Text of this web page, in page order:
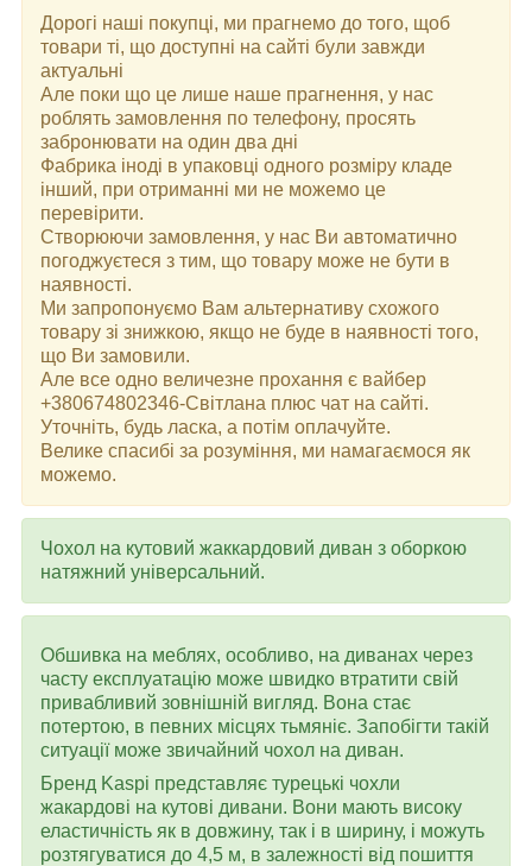
Дорогі наші покупці, ми прагнемо до того, щоб
товари ті, що доступні на сайті були завжди
актуальні
Але поки що це лише наше прагнення, у нас
роблять замовлення по телефону, просять
забронювати на один два дні
Фабрика іноді в упаковці одного розміру кладе
інший, при отриманні ми не можемо це
перевірити.
Створюючи замовлення, у нас Ви автоматично
погоджуєтеся з тим, що товару може не бути в
наявності.
Ми запропонуємо Вам альтернативу схожого
товару зі знижкою, якщо не буде в наявності того,
що Ви замовили.
Але все одно величезне прохання є вайбер
+380674802346-Світлана плюс чат на сайті.
Уточніть, будь ласка, а потім оплачуйте.
Велике спасибі за розуміння, ми намагаємося як
можемо.
Чохол на кутовий жаккардовий диван з оборкою
натяжний універсальний.
Обшивка на меблях, особливо, на диванах через
часту експлуатацію може швидко втратити свій
привабливий зовнішній вигляд. Вона стає
потертою, в певних місцях тьмяніє. Запобігти такій
ситуації може звичайний чохол на диван.
Бренд Kaspi представляє турецькі чохли
жакардові на кутові дивани. Вони мають високу
еластичність як в довжину, так і в ширину, і можуть
розтягуватися до 4,5 м, в залежності від пошиття